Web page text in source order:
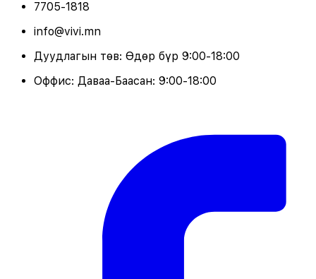
7705-1818
info@vivi.mn
Дуудлагын төв: Өдөр бүр 9:00-18:00
Оффис: Даваа-Баасан: 9:00-18:00